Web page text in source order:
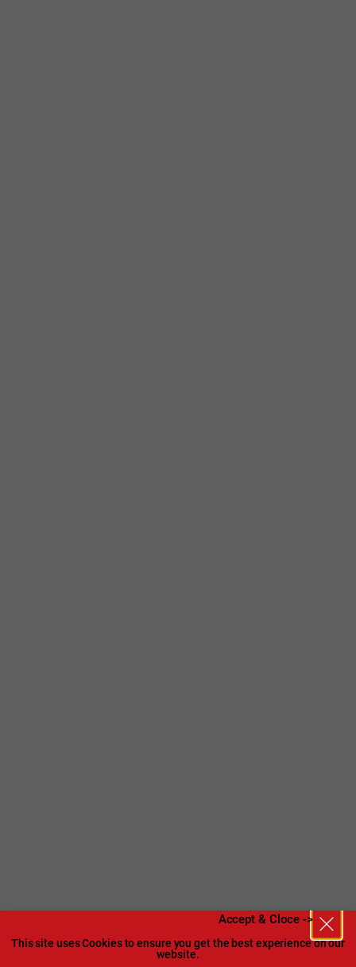
This site uses Cookies to ensure you get the best experience on our
website.
Accept & Cloce ->